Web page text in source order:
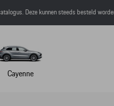
Deze kunnen steeds besteld
Cayenne